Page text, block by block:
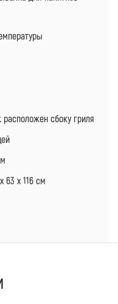
сбоку гриля
63 х 116 см